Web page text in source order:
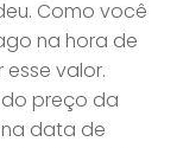
Como você
na hora de
valor.
preço da
data de